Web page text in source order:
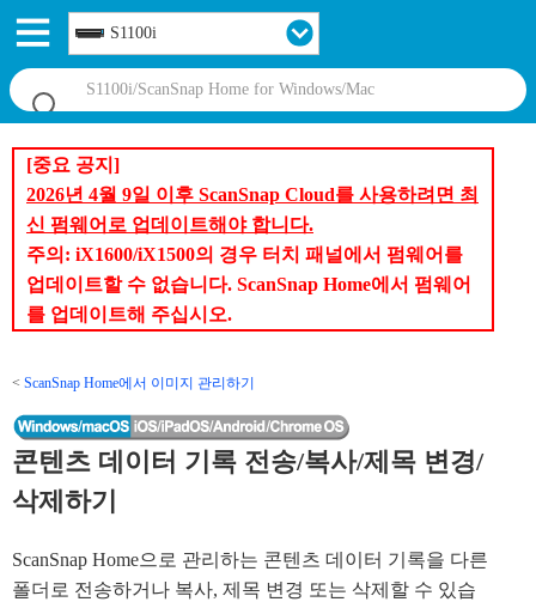
S1100i
[중요 공지]
2026년 4월 9일 이후 ScanSnap Cloud를 사용하려면 최
신 펌웨어로 업데이트해야 합니다.
주의: iX1600/iX1500의 경우 터치 패널에서 펌웨어를
업데이트할 수 없습니다. ScanSnap Home에서 펌웨어
를 업데이트해 주십시오.
ScanSnap Home에서 이미지 관리하기
콘텐츠 데이터 기록 전송/복사/제목 변경/
삭제하기
ScanSnap Home으로 관리하는 콘텐츠 데이터 기록을 다른
폴더로 전송하거나 복사, 제목 변경 또는 삭제할 수 있습